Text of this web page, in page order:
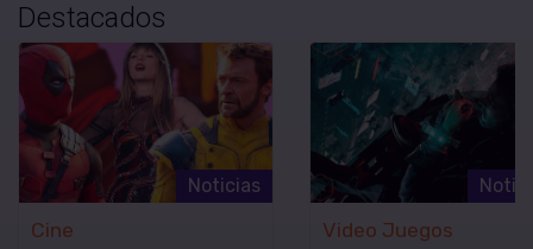
Destacados
Noticias
Cine Video Juegos